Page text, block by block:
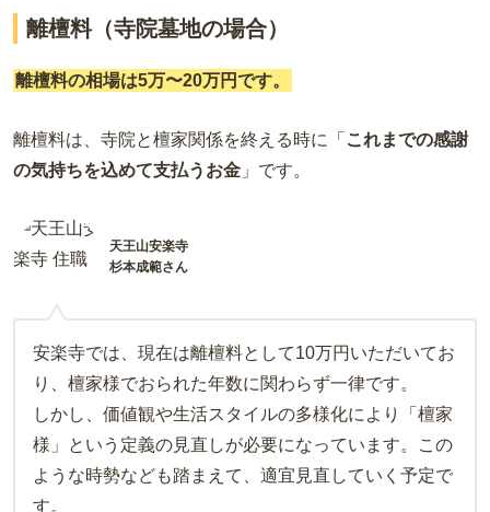
離檀料（寺院墓地の場合）
離檀料の相場は5万〜20万円です。
離檀料は、寺院と檀家関係を終える時に「 これまでの感謝
の気持ちを込めて支払うお金 」です。
天王山安楽寺
杉本成範さん
安楽寺では、現在は離檀料として10万円いただいてお
り、檀家様でおられた年数に関わらず一律です。
しかし、価値観や生活スタイルの多様化により「檀家
様」という定義の見直しが必要になっています。この
ような時勢なども踏まえて、適宜見直していく予定で
す。